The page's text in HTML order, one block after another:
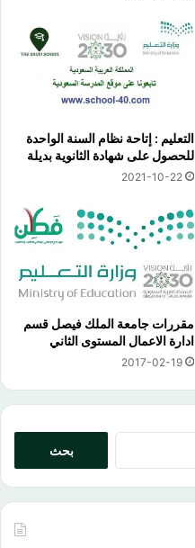
التعليم : إتاحة نظام السنة الواحدة
للحصول على شهادة الثانوية بديلة
2021-10-22
مقررات جامعة الملك فيصل قسم
ادارة الاعمال المستوى الثاني
2017-02-19